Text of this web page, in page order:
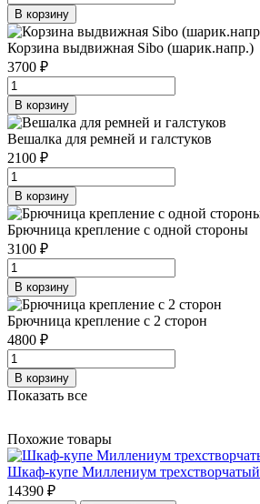
В корзину
Корзина выдвижная Sibo (шарик.напр.)
3700 ₽
В корзину
Вешалка для ремней и галстуков
2100 ₽
В корзину
Брючница крепление с одной стороны
3100 ₽
В корзину
Брючница крепление с 2 сторон
4800 ₽
В корзину
Показать все
Похожие товары
Шкаф-купе Миллениум трехстворчатый
14390 ₽